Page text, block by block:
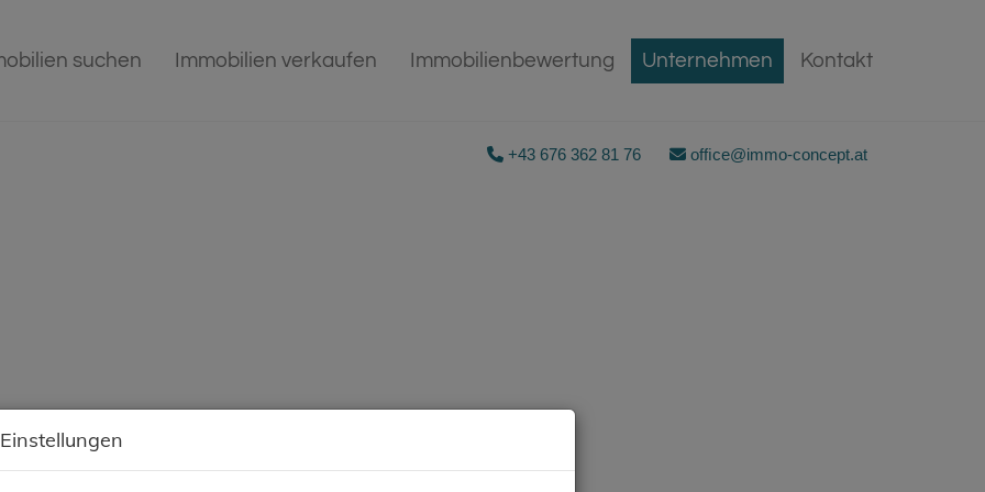
suchen Immobilien verkaufen Immobilienbewertung Unternehmen Kontakt
+43 676 362 81 76 ofﬁce@immo-concept.at